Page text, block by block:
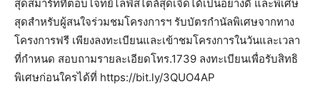
สุดสมาร์ทที่ตอบโจทย์ไลฟ์สไตล์สุดเจิดได้เป็นอย่างดี และพิเศษ
สุดสำหรับผู้สนใจร่วมชมโครงการฯ รับบัตรกำนัลพิเศษจากทาง
โครงการฟรี เพียงลงทะเบียนและเข้าชมโครงการในวันและเวลา
ที่กำหนด สอบถามรายละเอียดโทร.1739 ลงทะเบียนเพื่อรับสิทธิ
พิเศษก่อนใครได้ที่ https://bit.ly/3QUO4AP